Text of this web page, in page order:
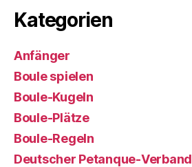
Kategorien
Anfänger
Boule spielen
Boule-Kugeln
Boule-Plätze
Boule-Regeln
Deutscher Petanque-Verband